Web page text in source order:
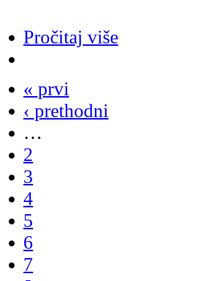
Pročitaj više
« prvi
‹ prethodni
…
2
3
4
5
6
7